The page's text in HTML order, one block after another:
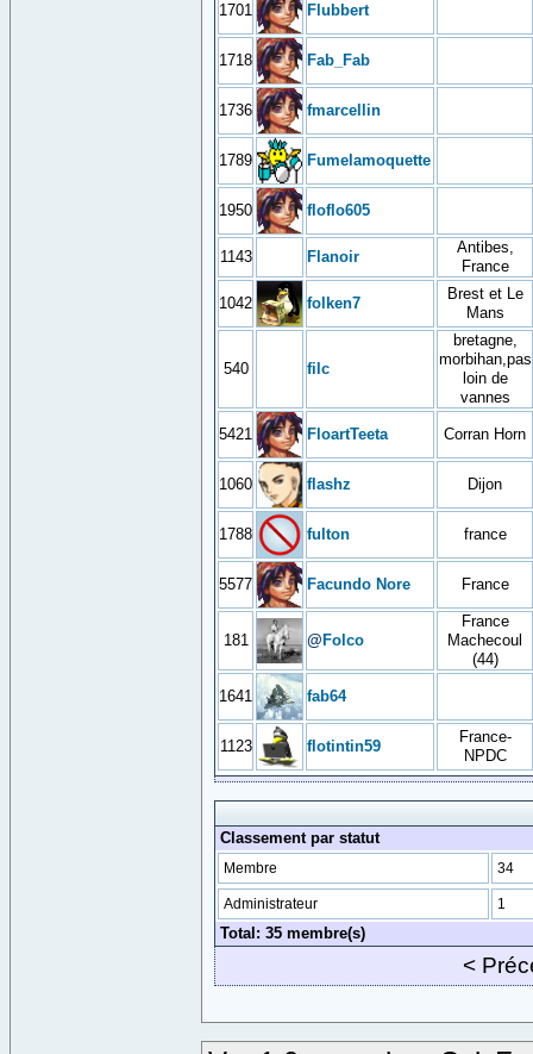
1701 Flubbert
1718 Fab_Fab
1736 fmarcellin
1789 Fumelamoquette
1950 floflo605
1143 Flanoir
Antibes,
France
1042 folken7
Brest et Le
Mans
540 filc
bretagne,
morbihan,pas
loin de
vannes
5421 FloartTeeta Corran Horn
1060 flashz Dijon
1788 fulton france
5577 Facundo Nore France
181 @ Folco
France
Machecoul
(44)
1641 fab64
1123 flotintin59
France-
NPDC
Classement par statut
Membre 34
Administrateur 1
Total: 35 membre(s)
<